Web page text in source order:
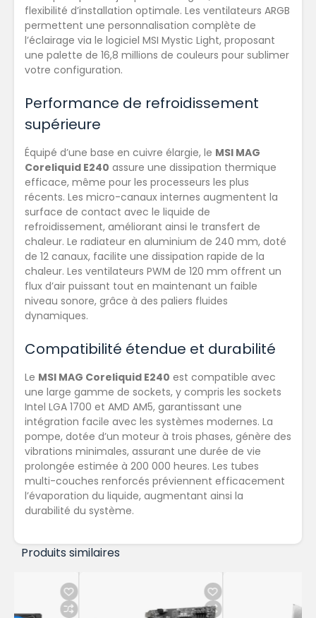
flexibilité d’installation optimale. Les ventilateurs ARGB
permettent une personnalisation complète de
l’éclairage via le logiciel MSI Mystic Light, proposant
une palette de 16,8 millions de couleurs pour sublimer
votre configuration.
Performance de refroidissement
supérieure
Équipé d’une base en cuivre élargie, le MSI MAG
Coreliquid E240 assure une dissipation thermique
efficace, même pour les processeurs les plus
récents. Les micro-canaux internes augmentent la
surface de contact avec le liquide de
refroidissement, améliorant ainsi le transfert de
chaleur. Le radiateur en aluminium de 240 mm, doté
de 12 canaux, facilite une dissipation rapide de la
chaleur. Les ventilateurs PWM de 120 mm offrent un
flux d’air puissant tout en maintenant un faible
niveau sonore, grâce à des paliers fluides
dynamiques.
Compatibilité étendue et durabilité
Le MSI MAG Coreliquid E240 est compatible avec
une large gamme de sockets, y compris les sockets
Intel LGA 1700 et AMD AM5, garantissant une
intégration facile avec les systèmes modernes. La
pompe, dotée d’un moteur à trois phases, génère des
vibrations minimales, assurant une durée de vie
prolongée estimée à 200 000 heures. Les tubes
multi-couches renforcés préviennent efficacement
l’évaporation du liquide, augmentant ainsi la
durabilité du système.
Produits similaires